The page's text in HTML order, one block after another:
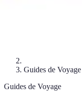
Guides de Voyage
Guides de Voyage